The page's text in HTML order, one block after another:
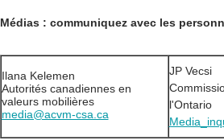
Médias : communiquez avec les
Ilana Kelemen
Autorités canadiennes en
valeurs mobilières
media@acvm-csa.ca
JP Vecsi
l'Ontario